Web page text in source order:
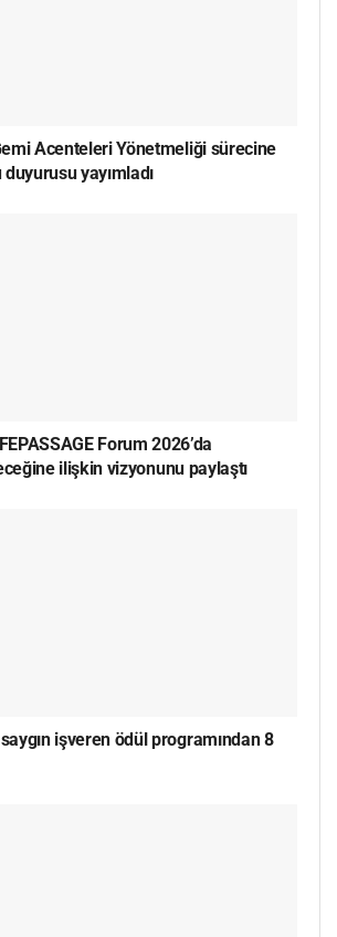
Acenteleri Yönetmeliği sürecine
yayımladı
Forum 2026’da
ilişkin vizyonunu paylaştı
işveren ödül programından 8